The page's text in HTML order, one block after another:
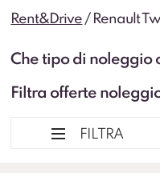
Rent&Drive / Renault
Che tipo di noleggio
Filtra offerte
FILTRA